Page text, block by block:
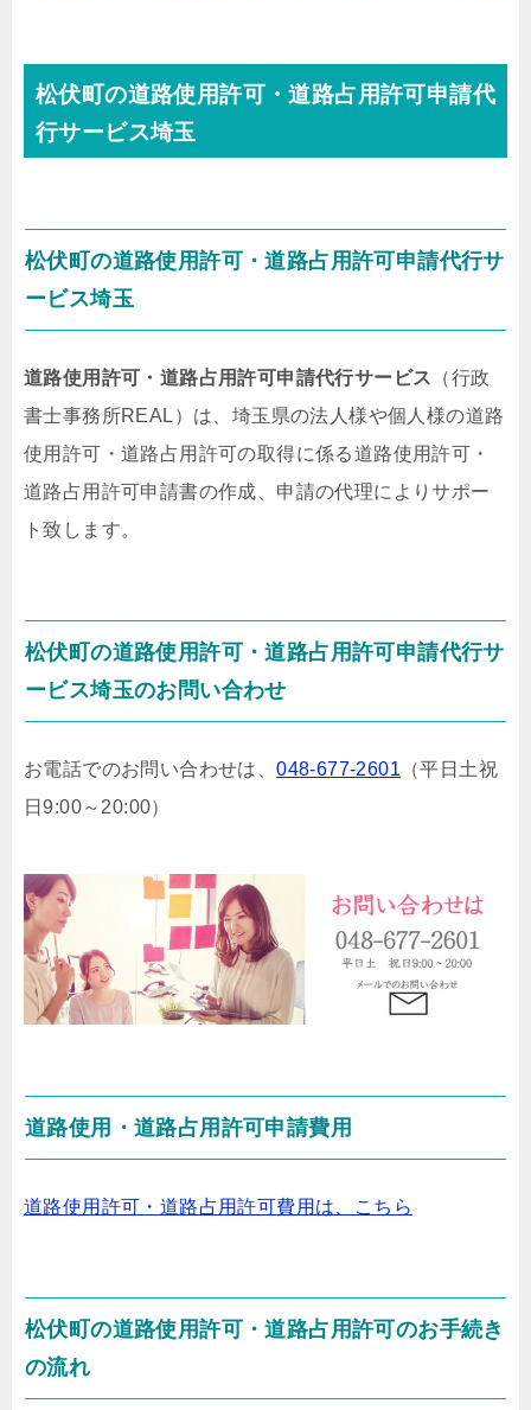
松伏町の道路使用許可・道路占用許可申請代
行サービス埼玉
松伏町の道路使用許可・道路占用許可申請代行サ
ービス埼玉
道路使用許可・道路占用許可申請代行サービス （行政
書士事務所REAL）は、埼玉県の法人様や個人様の道路
使用許可・道路占用許可の取得に係る道路使用許可・
道路占用許可申請書の作成、申請の代理によりサポー
ト致します。
松伏町の道路使用許可・道路占用許可申請代行サ
ービス埼玉のお問い合わせ
お電話でのお問い合わせは、048-677-2601 （平日土祝
日9:00～20:00）
道路使用・道路占用許可申請費用
道路使用許可・道路占用許可費用は、こちら
松伏町の道路使用許可・道路占用許可のお手続き
の流れ